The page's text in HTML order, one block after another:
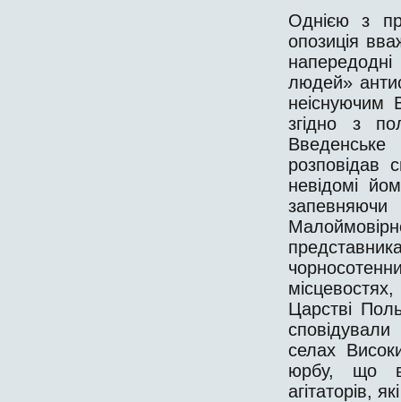
Однією з
опозиція
людей»
неіснуючим
згідно з
розповідав
невідомі
Царстві
селах
юрбу, що
агітаторів,